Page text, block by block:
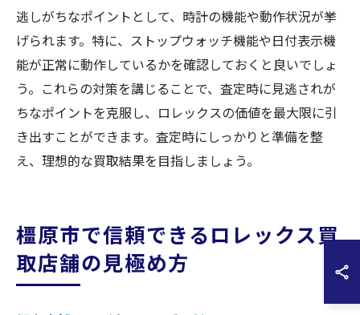
逃しがちなポイントとして、時計の機能や動作状況が挙
げられます。特に、ストップウォッチ機能や日付表示機
能が正常に動作しているかを確認しておくと良いでしょ
う。これらの対策を講じることで、査定時に見逃されが
ちなポイントを克服し、ロレックスの価値を最大限に引
き出すことができます。査定時にしっかりと準備を整
え、理想的な買取結果を目指しましょう。
橿原市で信頼できるロレックス買
取店舗の見極め方